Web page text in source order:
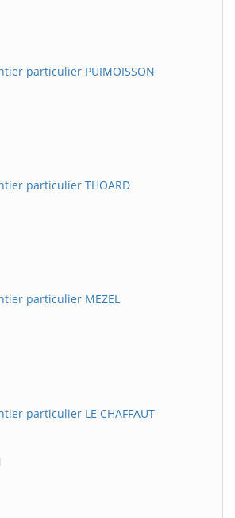
particulier PUIMOISSON
particulier THOARD
particulier MEZEL
particulier LE CHAFFAUT-